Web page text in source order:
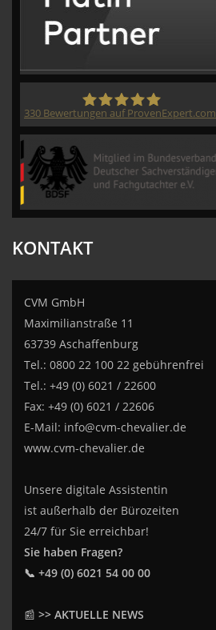
330 Bewertungen auf ProvenExpert.com
KONTAKT
CVM GmbH
Maximilianstraße 11
63739 Aschaffenburg
Tel.: 0800 22 100 22 gebührenfrei
Tel.: +49 (0) 6021 / 22600
Fax: +49 (0) 6021 / 22606
E-Mail: info@cvm-chevalier.de
www.cvm-chevalier.de
Unsere digitale Assistentin
ist außerhalb der Bürozeiten
24/7 für Sie erreichbar!
Sie haben Fragen?
📞 +49 (0) 6021 54 00 00
📰 >> AKTUELLE NEWS